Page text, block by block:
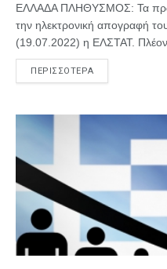
ΕΛΛΑΔΑ ΠΛΗΘΥΣΜΟΣ: Τα
την ηλεκτρονική απογραφή
(19.07.2022) η ΕΛΣΤΑΤ. Πλέον,
ΠΕΡΙΣΣΟΤΕΡΑ